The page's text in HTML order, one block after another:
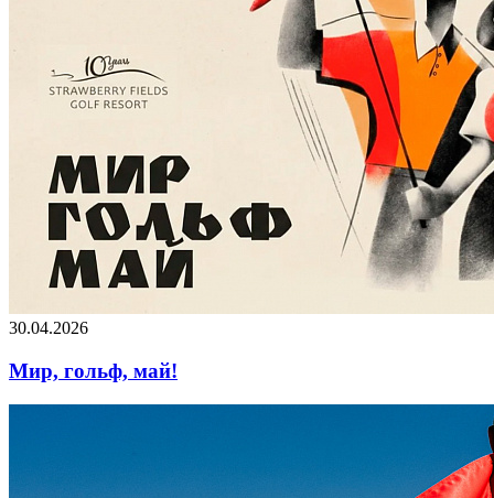
30.04.2026
Мир, гольф, май!